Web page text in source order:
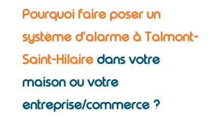
Pourquoi faire poser un
système d’alarme à Talmont-
Saint-Hilaire dans votre
maison ou votre
entreprise/commerce ?